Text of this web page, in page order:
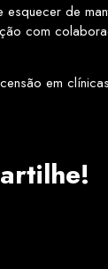
de
com
em